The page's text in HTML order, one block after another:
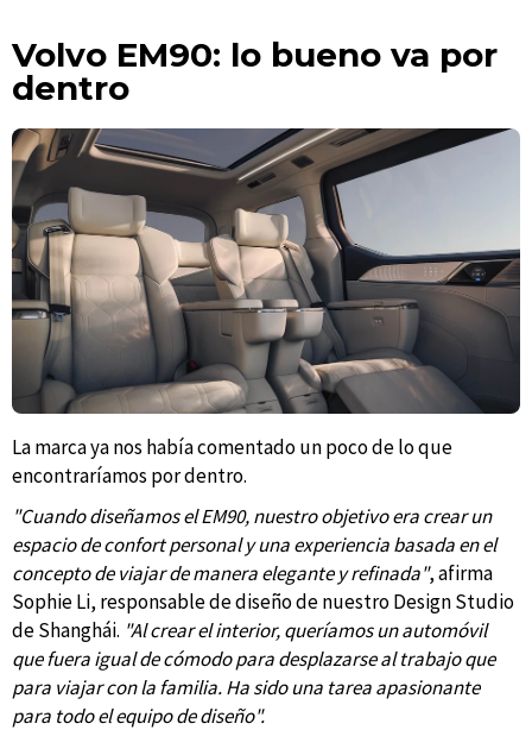
Volvo EM90: lo bueno va por
dentro
La marca ya nos había comentado un poco de lo que
encontraríamos por dentro.
"Cuando diseñamos el EM90, nuestro objetivo era crear un
espacio de confort personal y una experiencia basada en el
concepto de viajar de manera elegante y refinada", afirma
Sophie Li, responsable de diseño de nuestro Design Studio
de Shanghái. "Al crear el interior, queríamos un automóvil
que fuera igual de cómodo para desplazarse al trabajo que
para viajar con la familia. Ha sido una tarea apasionante
para todo el equipo de diseño".